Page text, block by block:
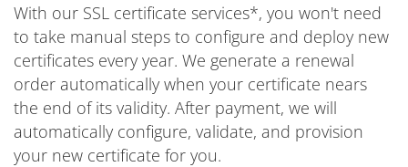
With our SSL certificate services*, you won't need
to take manual steps to configure and deploy new
certificates every year. We generate a renewal
order automatically when your certificate nears
the end of its validity. After payment, we will
automatically configure, validate, and provision
your new certificate for you.